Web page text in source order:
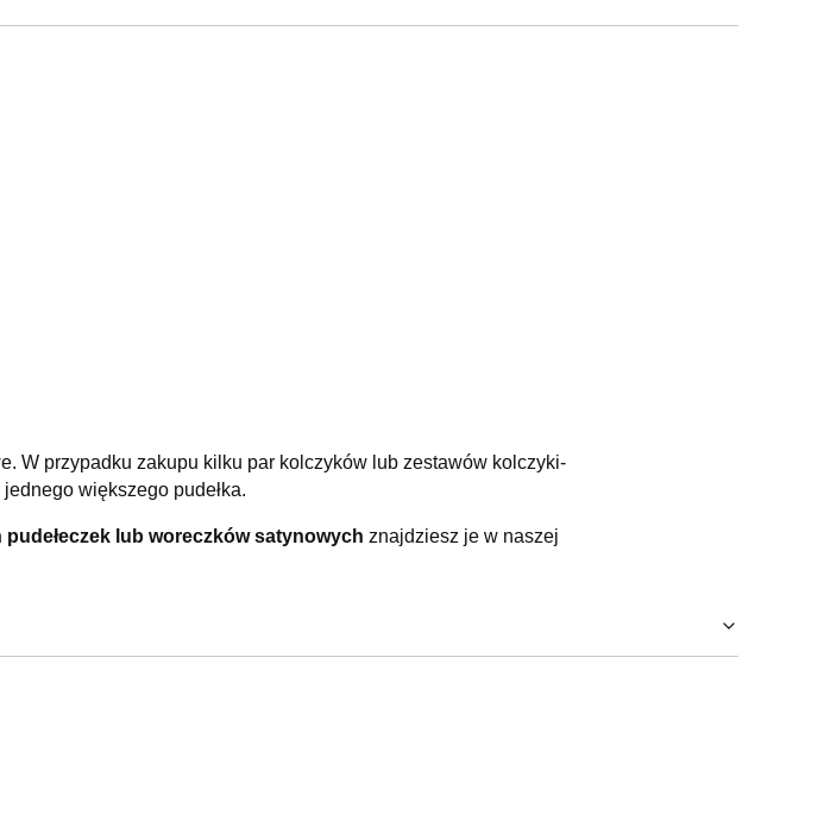
W przypadku zakupu kilku par kolczyków lub zestawów kolczyki-
większego pudełka.
lub woreczków satynowych znajdziesz je w naszej